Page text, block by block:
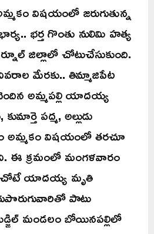
విషయంలో జరుగుతున్న
భర్త గొంతు నులిమి హత్య
జిల్లాలో చోటుచేసుకుంది.
మేరకు.. తిమ్మాజిపేట
అమ్మపల్లి యాదయ్య
పద్మ, అల్లుడు
అమ్మకం విషయంలో తరచూ
ఈ క్రమంలో మంగళవారం
చోటే యాదయ్య మృతి
పాటు
మండలం బోయినపల్లిలో